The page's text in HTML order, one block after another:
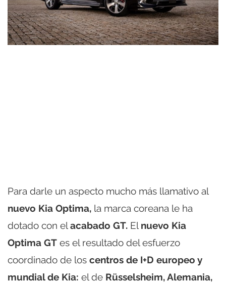
Para darle un aspecto mucho más llamativo al
nuevo Kia Optima, la marca coreana le ha
dotado con elacabado GT. El nuevo Kia
Optima GT es el resultado del esfuerzo
coordinado de los centros de I+D europeo y
mundial de Kia: el de Rüsselsheim, Alemania,